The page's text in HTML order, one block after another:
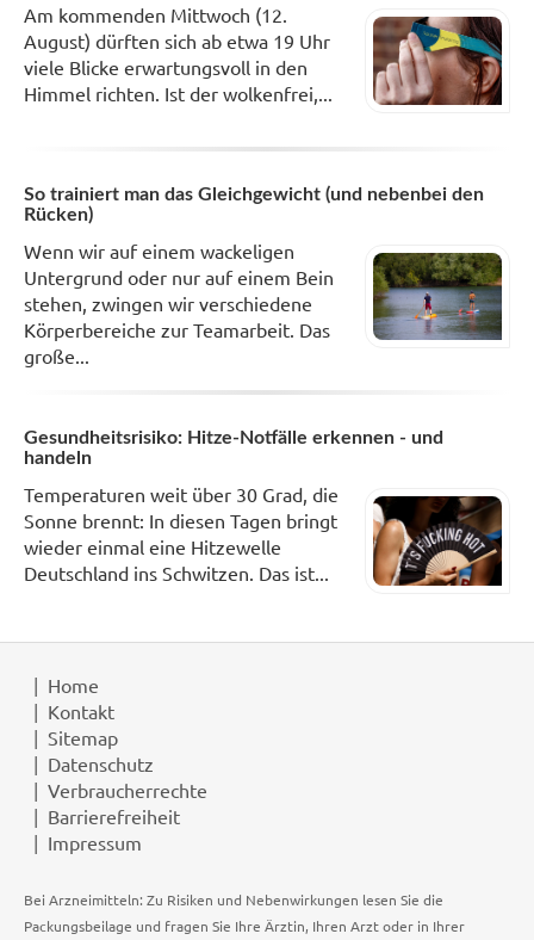
Am kommenden Mittwoch (12.
August) dürften sich ab etwa 19 Uhr
viele Blicke erwartungsvoll in den
Himmel richten. Ist der wolkenfrei,...
So trainiert man das Gleichgewicht (und nebenbei den
Rücken)
Wenn wir auf einem wackeligen
Untergrund oder nur auf einem Bein
stehen, zwingen wir verschiedene
Körperbereiche zur Teamarbeit. Das
große...
Gesundheitsrisiko: Hitze-Notfälle erkennen - und
handeln
Temperaturen weit über 30 Grad, die
Sonne brennt: In diesen Tagen bringt
wieder einmal eine Hitzewelle
Deutschland ins Schwitzen. Das ist...
Home
Kontakt
Sitemap
Datenschutz
Verbraucherrechte
Barrierefreiheit
Impressum
Bei Arzneimitteln: Zu Risiken und Nebenwirkungen lesen Sie die
Packungsbeilage und fragen Sie Ihre Ärztin, Ihren Arzt oder in Ihrer